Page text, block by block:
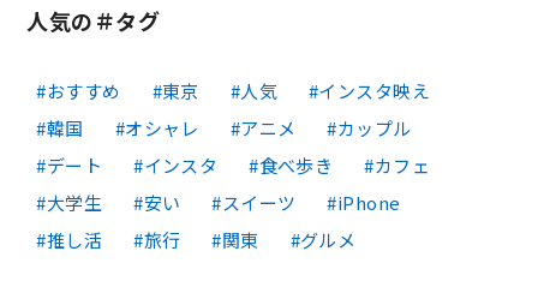
人気の＃タグ
おすすめ 東京 人気
インスタ映え
韓国
オシャレ アニメ
カップル
デート
インスタ 食べ歩き
カフェ
大学生
安い スイーツ
iPhone
推し活
旅行 関東 グルメ